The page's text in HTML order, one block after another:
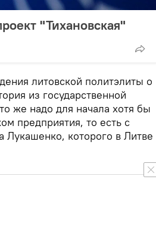
"Тихановская"
литовской политэлиты о
из государственной
же надо для начала хотя бы
предприятия, то есть с
Лукашенко, которого в Литве